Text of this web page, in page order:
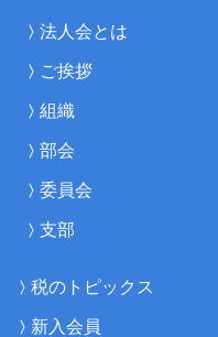
法人会とは
ご挨拶
組織
部会
委員会
支部
税のトピックス
新入会員